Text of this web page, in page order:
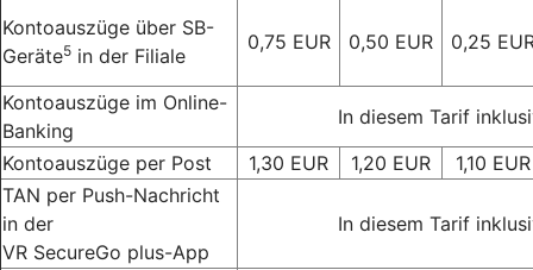
Kontoauszüge über SB-
Geräte5 in der Filiale
0,75 EUR 0,50 EUR 0,25
Kontoauszüge im Online-
Banking
In diesem Tarif
Kontoauszüge per Post
1,30 EUR 1,20 EUR
1,10 EUR
TAN per Push-Nachricht
in der
VR SecureGo plus-App
In diesem Tarif